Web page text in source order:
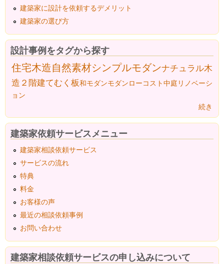
建築家に設計を依頼するデメリット
建築家の選び方
設計事例をタグから探す
住宅木造自然素材シンプルモダンナチュラル木
造２階建てむく板和モダンモダンローコスト中庭 リノベーシ
ョン
続き
建築家依頼サービスメニュー
建築家相談依頼サービス
サービスの流れ
特典
料金
お客様の声
最近の相談依頼事例
お問い合わせ
建築家相談依頼サービスの申し込みについて